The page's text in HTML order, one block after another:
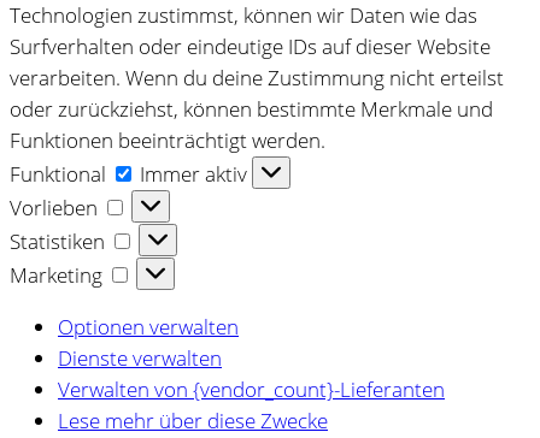
Technologien zustimmst, können wir Daten wie das
Surfverhalten oder eindeutige IDs auf dieser Website
verarbeiten. Wenn du deine Zustimmung nicht erteilst
oder zurückziehst, können bestimmte Merkmale und
Funktionen beeinträchtigt werden.
Funktional
Funktional
Immer aktiv
Vorlieben
Vorlieben
Statistiken
Statistiken
Marketing
Marketing
Optionen verwalten
Dienste verwalten
Verwalten von {vendor_count}-Lieferanten
Lese mehr über diese Zwecke